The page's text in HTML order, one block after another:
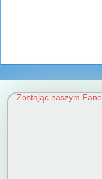
Zostając naszym